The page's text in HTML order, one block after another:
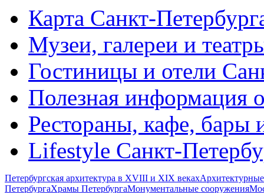
Карта Санкт-
Музеи, галереи и
Гостиницы и отели
Полезная информация
Рестораны, кафе, бары
Lifestyle Санкт-
Петербургская архитектура в XVIII и XIX веках
ПетербургаХрамы ПетербургаМонументальные сооружения